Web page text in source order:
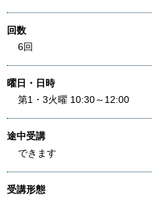
回数
6回
曜日・日時
第1・3火曜 10:30～12:00
途中受講
できます
受講形態